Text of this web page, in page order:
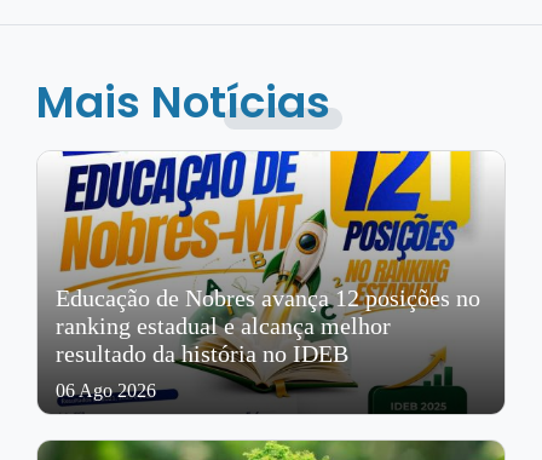
Mais Notícias
Educação de Nobres avança 12 posições no
ranking estadual e alcança melhor
resultado da história no IDEB
06 Ago 2026